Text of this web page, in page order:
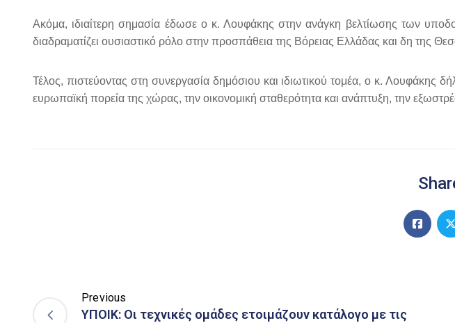
Ακόμα, ιδιαίτερη σημασία έδωσε ο κ. Λουφάκης στην ανάγκη βελτίωσης των
διαδραματίζει ουσιαστικό ρόλο στην προσπάθεια της Βόρειας Ελλάδας και δη της
Τέλος, πιστεύοντας στη συνεργασία δημόσιου και ιδιωτικού τομέα, ο κ.
ευρωπαϊκή πορεία της χώρας, την οικονομική σταθερότητα και ανάπτυξη, την
Previous
ΥΠΟΙΚ: Οι τεχνικές ομάδες ετοιμάζουν κατάλογο με τις